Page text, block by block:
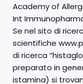
Academy of
Int
Se nel sito di
scientifiche
di ricerca
preparato in
istamina) si